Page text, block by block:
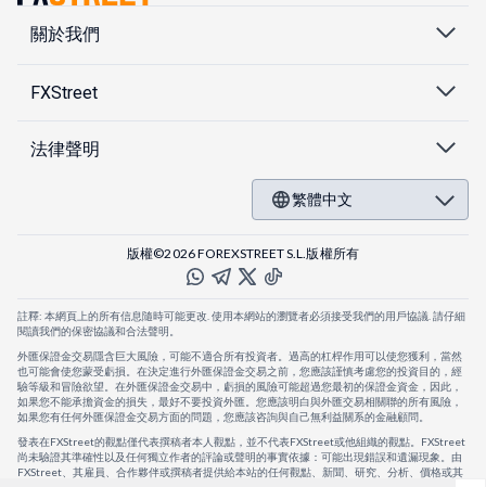
關於我們
FXStreet
法律聲明
繁體中文
版權©2026 FOREXSTREET S.L.版權所有
註釋: 本網頁上的所有信息隨時可能更改. 使用本網站的瀏覽者必須接受我們的用戶協議. 請仔細
閱讀我們的保密協議和合法聲明。
外匯保證金交易隱含巨大風險，可能不適合所有投資者。過高的杠桿作用可以使您獲利，當然
也可能會使您蒙受虧損。在決定進行外匯保證金交易之前，您應該謹慎考慮您的投資目的，經
驗等級和冒險欲望。在外匯保證金交易中，虧損的風險可能超過您最初的保證金資金，因此，
如果您不能承擔資金的損失，最好不要投資外匯。您應該明白與外匯交易相關聯的所有風險，
如果您有任何外匯保證金交易方面的問題，您應該咨詢與自己無利益關系的金融顧問。
發表在FXStreet的觀點僅代表撰稿者本人觀點，並不代表FXStreet或他組織的觀點。FXStreet
尚未驗證其準確性以及任何獨立作者的評論或聲明的事實依據：可能出現錯誤和遺漏現象。由
FXStreet、其雇員、合作夥伴或撰稿者提供給本站的任何觀點、新聞、研究、分析、價格或其